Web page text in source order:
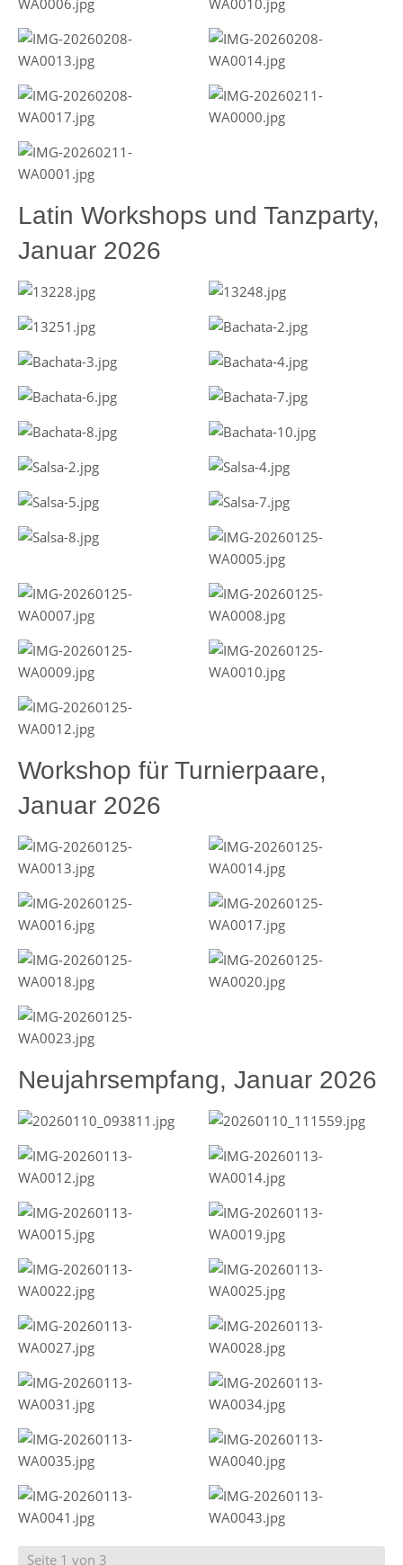
Latin Workshops und Tanzparty,
Januar 2026
Workshop für Turnierpaare,
Januar 2026
Neujahrsempfang, Januar 2026
Seite 1 von 3